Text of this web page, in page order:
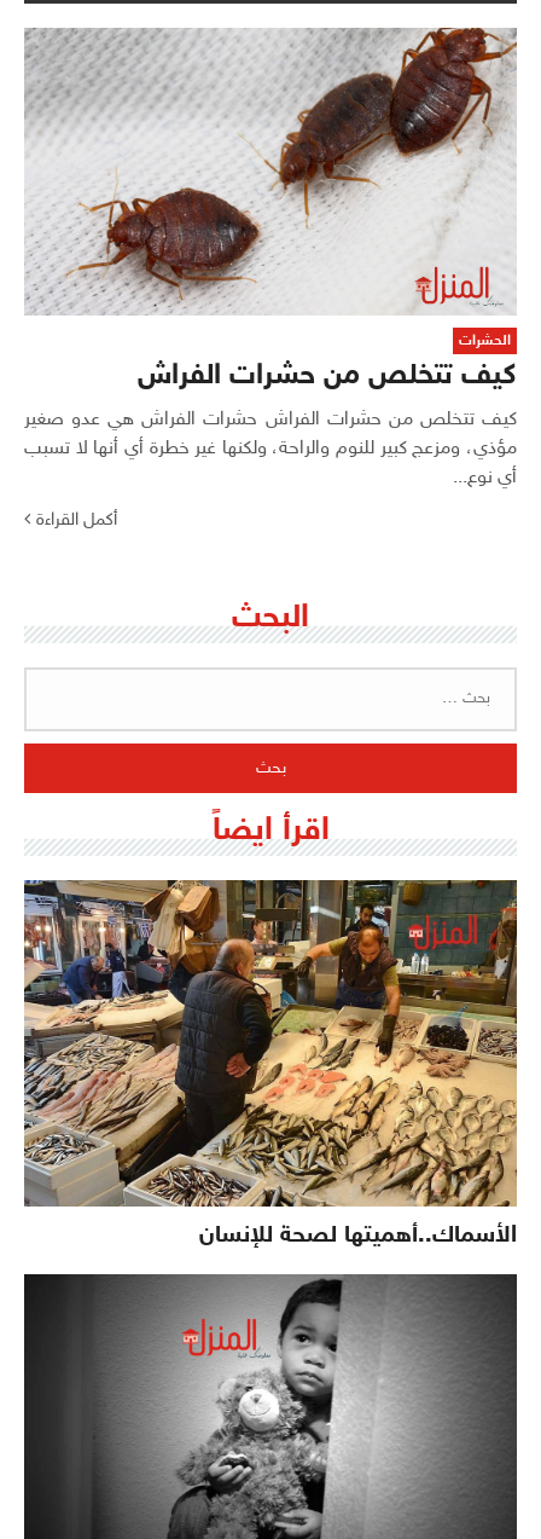
الحشرات
كيف تتخلص من حشرات الفراش
كيف تتخلص من حشرات الفراش حشرات الفراش هي عدو صغير
مؤذي، ومزعج كبير للنوم والراحة، ولكنها غير خطرة أي أنها لا تسبب
أي نوع...
أكمل القراءة
البحث
اقرأ ايضاً
الأسماك..أهميتها لصحة للإنسان